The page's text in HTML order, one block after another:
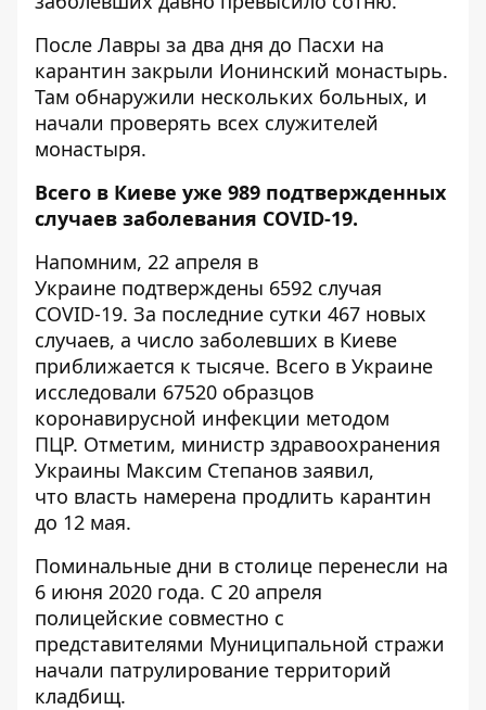
После Лавры за два дня до Пасхи на
карантин закрыли Ионинский монастырь.
Там обнаружили нескольких больных, и
начали проверять всех служителей
монастыря.
Всего в Киеве уже 989 подтвержденных
случаев заболевания COVID-19.
Напомним, 22 апреля в
Украине подтверждены 6592 случая
COVID-19. За последние сутки 467 новых
случаев, а число заболевших в Киеве
приближается к тысяче. Всего в Украине
исследовали 67520 образцов
коронавирусной инфекции методом
ПЦР. Отметим, министр здравоохранения
Украины Максим Степанов заявил,
что власть намерена продлить карантин
до 12 мая.
Поминальные дни в столице перенесли на
6 июня 2020 года. С 20 апреля
полицейские совместно с
представителями Муниципальной стражи
начали патрулирование территорий
кладбищ.